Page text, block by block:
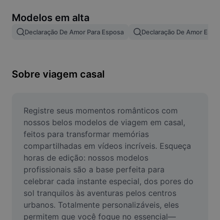
Mesclar imagens
Redimensionar Imagem
Criador de Memes
AI Text Remover
AI People Remover
AI Inpainting
Face Cutout
Modelos em alta
Declaração De Amor Para Esposa Declaração De Amor
Sobre viagem casal
Registre seus momentos românticos com
nossos belos modelos de viagem em casal,
feitos para transformar memórias
compartilhadas em vídeos incríveis. Esqueça
horas de edição: nossos modelos
profissionais são a base perfeita para
celebrar cada instante especial, dos pores do
sol tranquilos às aventuras pelos centros
urbanos. Totalmente personalizáveis, eles
permitem que você foque no essencial—